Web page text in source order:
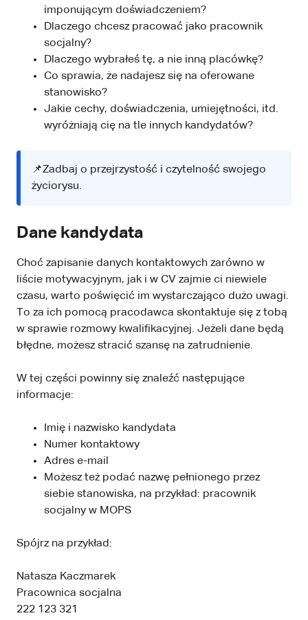
imponującym doświadczeniem?
Dlaczego chcesz pracować jako pracownik
socjalny?
Dlaczego wybrałeś tę, a nie inną placówkę?
Co sprawia, że nadajesz się na oferowane
stanowisko?
Jakie cechy, doświadczenia, umiejętności, itd.
wyróżniają cię na tle innych kandydatów?
📌Zadbaj o przejrzystość i czytelność swojego
życiorysu.
Dane kandydata
Choć zapisanie danych kontaktowych zarówno w
liście motywacyjnym, jak i w CV zajmie ci niewiele
czasu, warto poświęcić im wystarczająco dużo uwagi.
To za ich pomocą pracodawca skontaktuje się z tobą
w sprawie rozmowy kwalifikacyjnej. Jeżeli dane będą
błędne, możesz stracić szansę na zatrudnienie.
W tej części powinny się znaleźć następujące
informacje:
Imię i nazwisko kandydata
Numer kontaktowy
Adres e-mail
Możesz też podać nazwę pełnionego przez
siebie stanowiska, na przykład: pracownik
socjalny w MOPS
Spójrz na przykład:
Natasza Kaczmarek
Pracownica socjalna
222 123 321